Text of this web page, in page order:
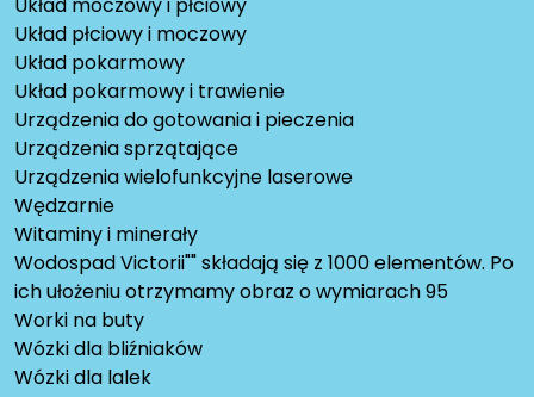
Układ moczowy i płciowy
Układ płciowy i moczowy
Układ pokarmowy
Układ pokarmowy i trawienie
Urządzenia do gotowania i pieczenia
Urządzenia sprzątające
Urządzenia wielofunkcyjne laserowe
Wędzarnie
Witaminy i minerały
Wodospad Victorii"" składają się z 1000 elementów. Po
ich ułożeniu otrzymamy obraz o wymiarach 95
Worki na buty
Wózki dla bliźniaków
Wózki dla lalek